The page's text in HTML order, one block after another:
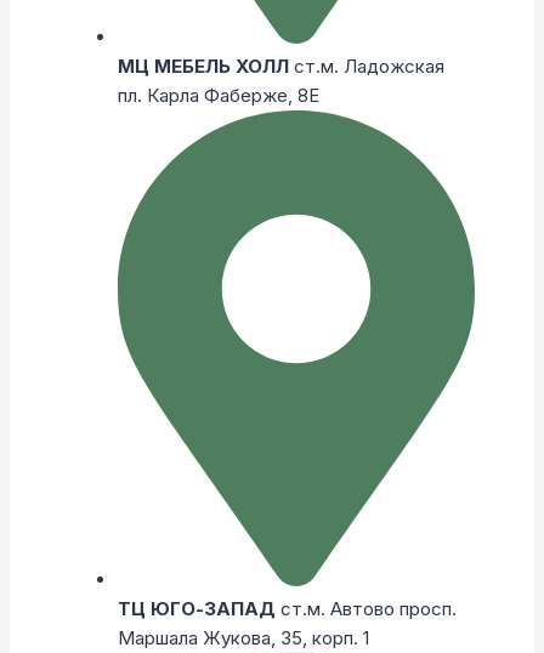
МЦ МЕБЕЛЬ ХОЛЛ ст.м. Ладожская
пл. Карла Фаберже, 8Е
ТЦ ЮГО-ЗАПАД ст.м. Автово просп.
Маршала Жукова, 35, корп. 1